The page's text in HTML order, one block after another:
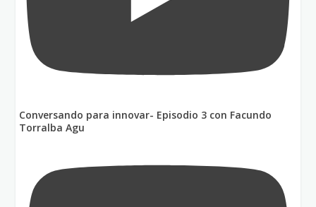
Conversando para innovar- Episodio 3 con Facundo
Torralba Agu